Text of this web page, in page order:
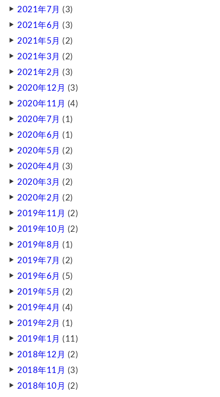
2021年7月 (3)
2021年6月 (3)
2021年5月 (2)
2021年3月 (2)
2021年2月 (3)
2020年12月 (3)
2020年11月 (4)
2020年7月 (1)
2020年6月 (1)
2020年5月 (2)
2020年4月 (3)
2020年3月 (2)
2020年2月 (2)
2019年11月 (2)
2019年10月 (2)
2019年8月 (1)
2019年7月 (2)
2019年6月 (5)
2019年5月 (2)
2019年4月 (4)
2019年2月 (1)
2019年1月 (11)
2018年12月 (2)
2018年11月 (3)
2018年10月 (2)